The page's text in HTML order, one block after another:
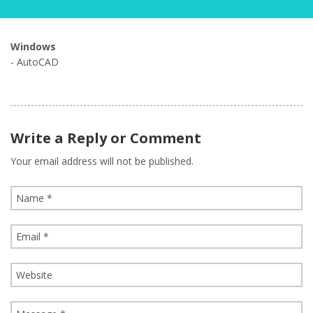
Windows
- AutoCAD
Write a Reply or Comment
Your email address will not be published.